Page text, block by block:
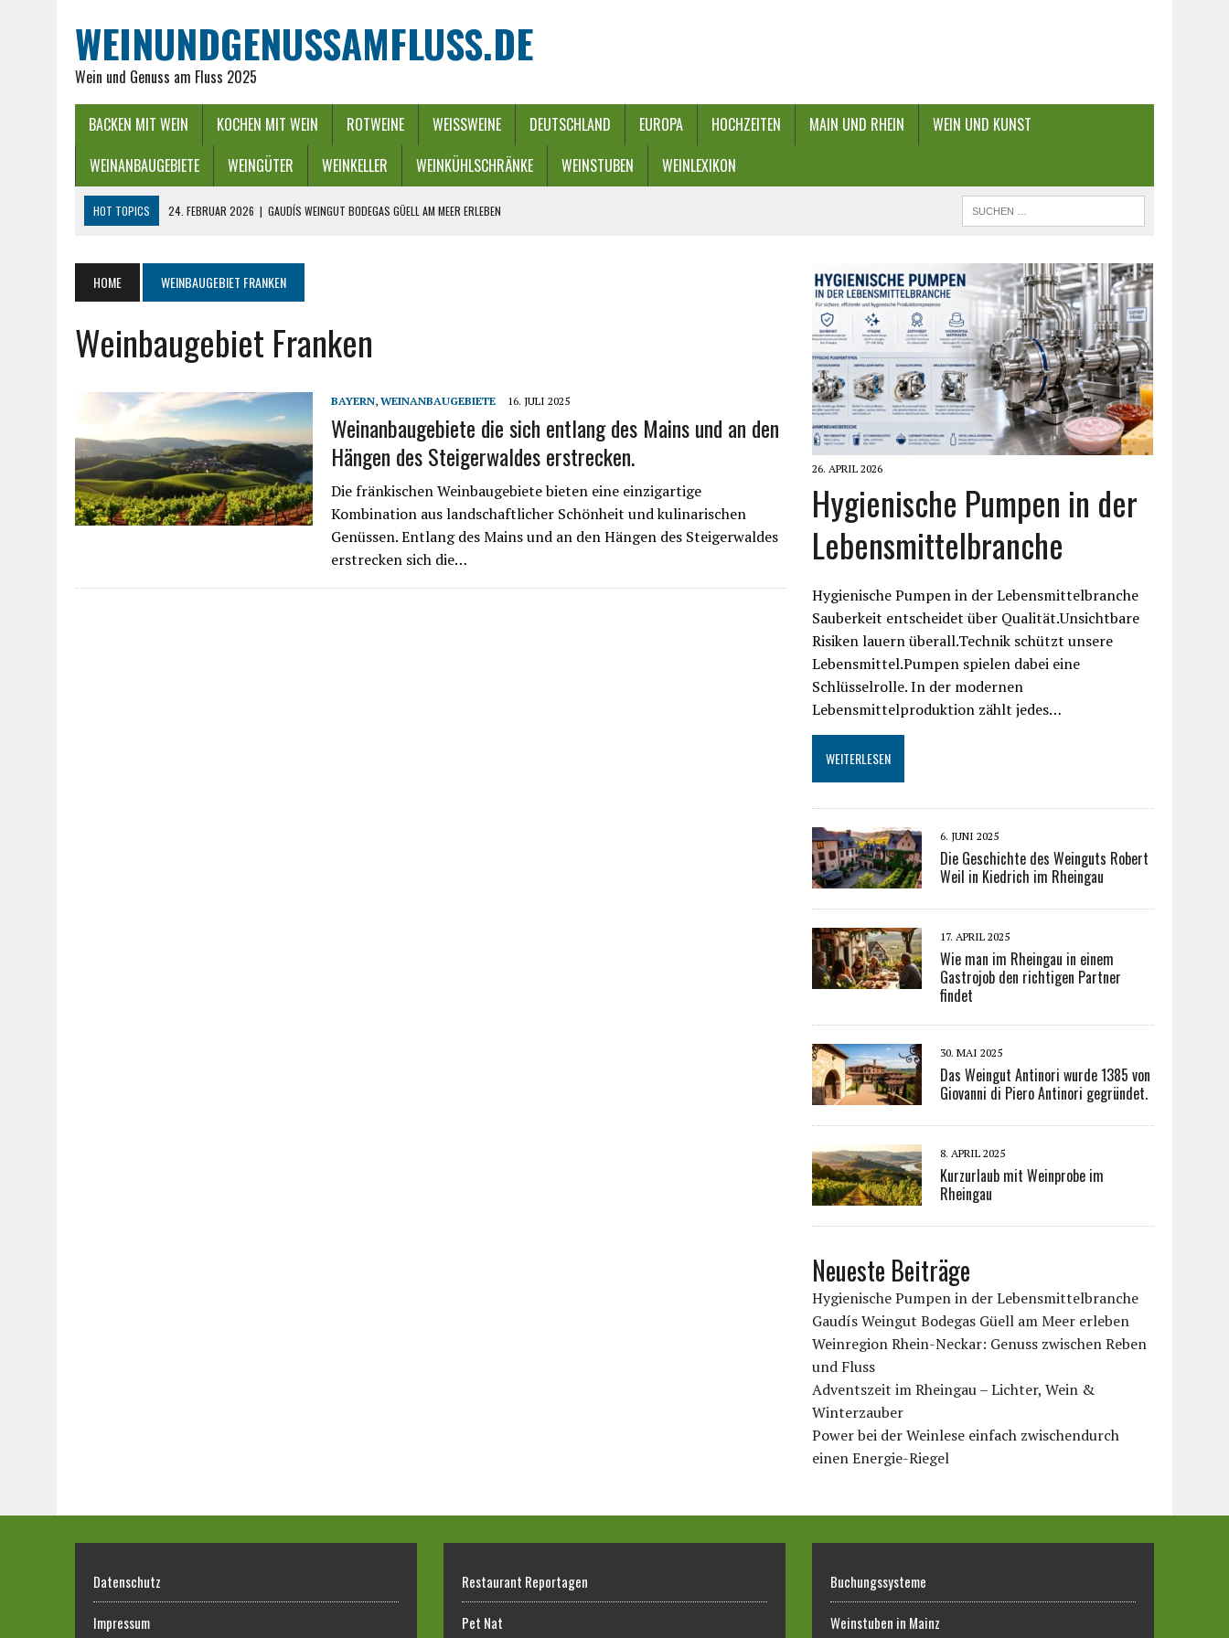
WEINUNDGENUSSAMFLUSS.DE
Wein und Genuss am Fluss 2025
BACKEN MIT WEIN KOCHEN MIT WEIN ROTWEINE WEISSWEINE DEUTSCHLAND EUROPA HOCHZEITEN MAIN UND RHEIN
WEIN UND KUNST
WEINANBAUGEBIETE
WEINGÜTER WEINKELLER WEINKÜHLSCHRÄNKE WEINSTUBEN WEINLEXIKON
HOT TOPICS 24. FEBRUAR 2026 | GAUDÍS WEINGUT BODEGAS GÜELL AM MEER ERLEBEN
25. SEPTEMBER 2025 | POWER BEI DER WEINLESE EINFACH ZWISCHENDURCH EINEN ENERGIE-RIEGEL
26. APRIL 2026
HYGIENISCHE PUMPEN IN DER LEBENSMITTELBRANCHE
HOME WEINBAUGEBIET FRANKEN
Weinbaugebiet Franken
BAYERN, WEINANBAUGEBIETE 16. JULI 2025
Weinanbaugebiete die sich entlang des Mains und an den
Hängen des Steigerwaldes erstrecken.
Die fränkischen Weinbaugebiete bieten eine einzigartige
Kombination aus landschaftlicher Schönheit und kulinarischen
Genüssen. Entlang des Mains und an den Hängen des Steigerwaldes
erstrecken sich die…
26. APRIL 2026
Hygienische Pumpen in der
Lebensmittelbranche
Hygienische Pumpen in der Lebensmittelbranche
Sauberkeit entscheidet über Qualität.Unsichtbare
Risiken lauern überall.Technik schützt unsere
Lebensmittel.Pumpen spielen dabei eine
Schlüsselrolle. In der modernen
Lebensmittelproduktion zählt jedes…
WEITERLESEN
6. JUNI 2025
Die Geschichte des Weinguts Robert
Weil in Kiedrich im Rheingau
17. APRIL 2025
Wie man im Rheingau in einem
Gastrojob den richtigen Partner
findet
30. MAI 2025
Das Weingut Antinori wurde 1385 von
Giovanni di Piero Antinori gegründet.
8. APRIL 2025
Kurzurlaub mit Weinprobe im
Rheingau
Neueste Beiträge
Hygienische Pumpen in der Lebensmittelbranche
Gaudís Weingut Bodegas Güell am Meer erleben
Weinregion Rhein-Neckar: Genuss zwischen Reben
und Fluss
Adventszeit im Rheingau – Lichter, Wein &
Winterzauber
Power bei der Weinlese einfach zwischendurch
einen Energie-Riegel
Datenschutz
Impressum
Restaurant Reportagen
Pet Nat
Buchungssysteme
Weinstuben in Mainz